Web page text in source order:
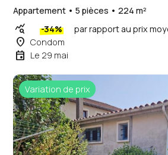
Appartement • 5 pièces • 224 m²
query_stats -34% par rapport au prix
place Condom
event Le 29 mai
Variation de prix